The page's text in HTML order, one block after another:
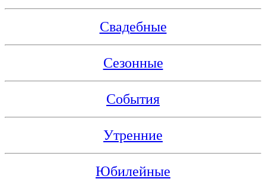
Свадебные
Сезонные
События
Утренние
Юбилейные